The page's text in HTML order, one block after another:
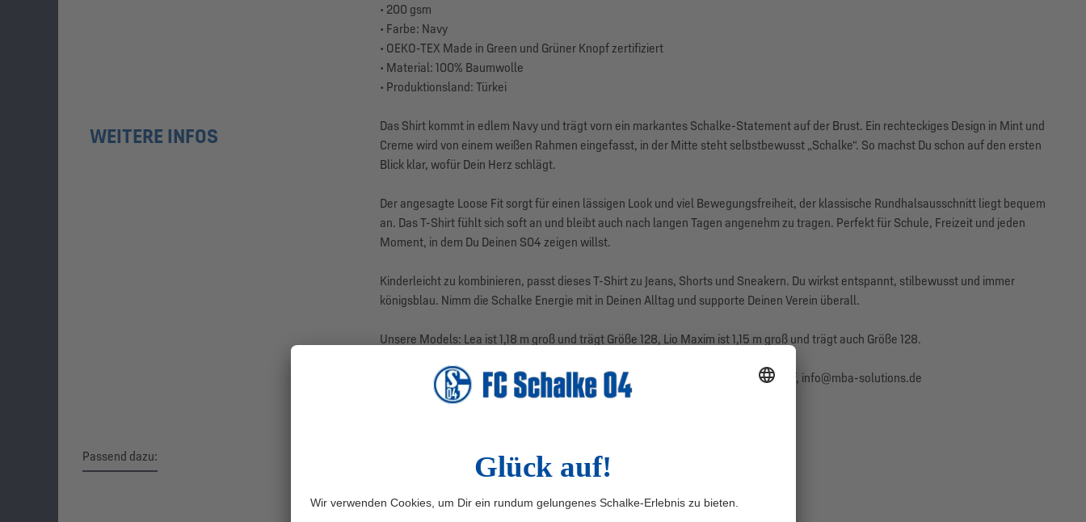
• 200 gsm
• Farbe: Navy
• OEKO-TEX Made in Green und Grüner Knopf zertifiziert
• Material: 100% Baumwolle
• Produktionsland: Türkei
WEITERE INFOS
Das Shirt kommt in edlem Navy und trägt vorn ein markantes Schalke-Statement auf der Brust. Ein rechteckiges Design in Mint und
Creme wird von einem weißen Rahmen eingefasst, in der Mitte steht selbstbewusst „Schalke“. So machst Du schon auf den ersten
Blick klar, wofür Dein Herz schlägt.
Der angesagte Loose Fit sorgt für einen lässigen Look und viel Bewegungsfreiheit, der klassische Rundhalsausschnitt liegt bequem
an. Das T-Shirt fühlt sich soft an und bleibt auch nach langen Tagen angenehm zu tragen. Perfekt für Schule, Freizeit und jeden
Moment, in dem Du Deinen S04 zeigen willst.
Kinderleicht zu kombinieren, passt dieses T-Shirt zu Jeans, Shorts und Sneakern. Du wirkst entspannt, stilbewusst und immer
königsblau. Nimm die Schalke Energie mit in Deinen Alltag und supporte Deinen Verein überall.
Unsere Models: Lea ist 1,18 m groß und trägt Größe 128, Lio Maxim ist 1,15 m groß und trägt auch Größe 128.
Herstellerangaben: MBA-SOLUTIONS GmbH, Gierlichsstraße 26, 53840 Troisdorf, info@mba-solutions.de
Passend dazu: